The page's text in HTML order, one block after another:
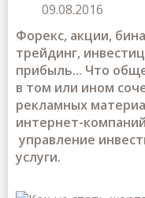
09.08.2016
Форекс, акции,
трейдинг,
прибыль... Что
в том или ином
рекламных
интернет-
управление
услуги.